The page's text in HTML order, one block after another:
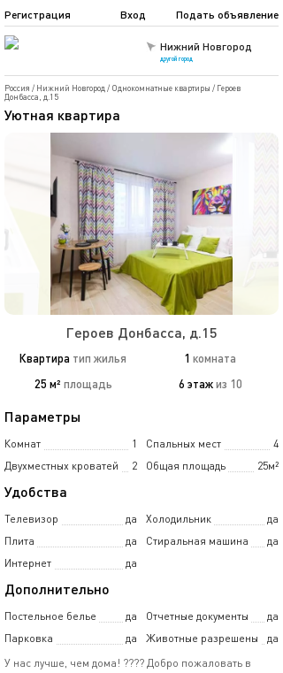
Нижний Новгород
другой город
Подать объявление
Регистрация Вход
Россия / Нижний Новгород / Однокомнатные квартиры / Героев
Донбасса, д.15
Уютная квартира
Героев Донбасса, д.15
Квартира тип жилья 1 комната
25 м² площадь 6 этаж из 10
Параметры
Комнат 1 Спальных мест
4
Двухместных кроватей
2 Общая площадь 25м²
Удобства
Телевизор да Холодильник
да
Плита
да Стиральная машина
да
Интернет
да
Дополнительно
Постельное белье да Отчетные документы
да
Парковка
да Животные разрешены
да
У наc лучше, чeм домa! ???? Добро пожаловать в